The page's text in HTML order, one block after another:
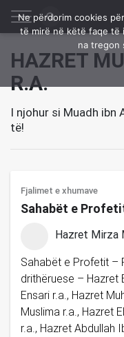
HAZRET
R.A.
I njohur si Muadh ibn
të!
Fjalimet e xhumave
Sahabët e
Hazret Mirza
Sahabët e Profetit –
drithëruese – Hazret
Ensari r.a., Hazret
Muslima r.a., Hazret
r.a., Hazret Abdullah
Ne përdorim cookies
të mirë në këtë faqe të
na tregon